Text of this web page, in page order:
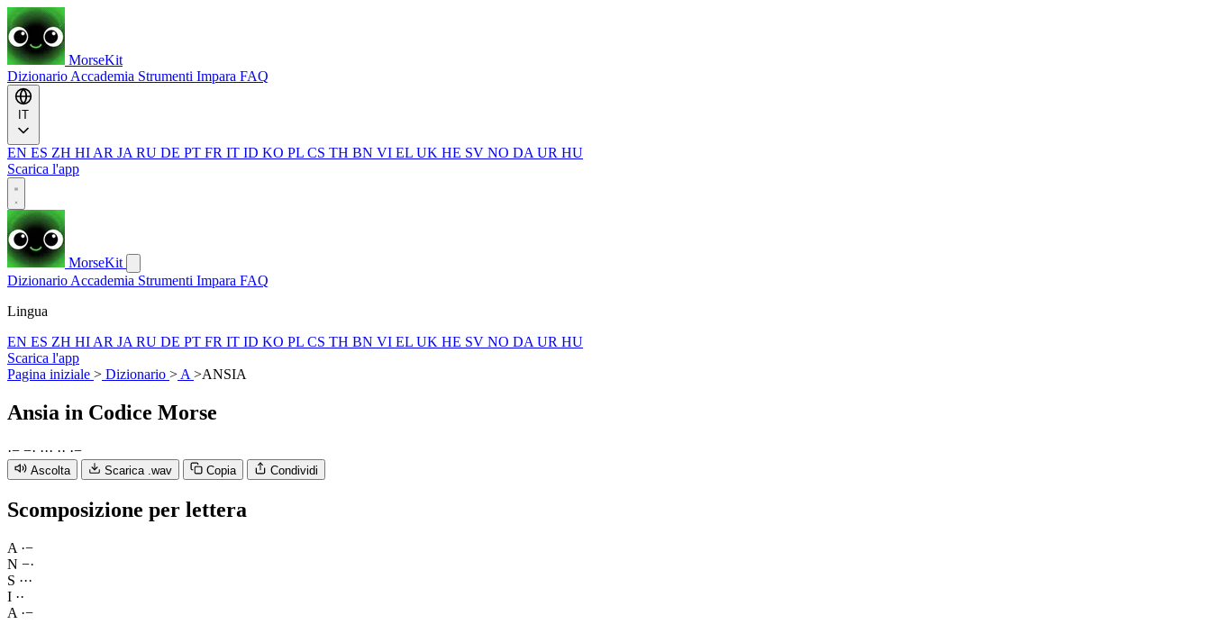
MorseKit
Dizionario Accademia Strumenti Impara FAQ
EN ES ZH HI AR JA RU DE PT FR IT ID KO PL CS TH BN VI EL UK HE SV NO DA UR HU
Scarica l'app
MorseKit
Dizionario Accademia Strumenti Impara FAQ
Lingua
EN ES ZH HI AR JA RU DE PT FR IT ID KO PL CS TH BN VI EL UK HE SV NO DA UR HU
Scarica l'app
Pagina iniziale > Dizionario > A >ANSIA
Ansia in Codice Morse
·− −· ··· ·· ·−
Ascolta Scarica .wav Copia Condividi
Scomposizione per lettera
A ·−
N −·
S ···
I ··
A ·−